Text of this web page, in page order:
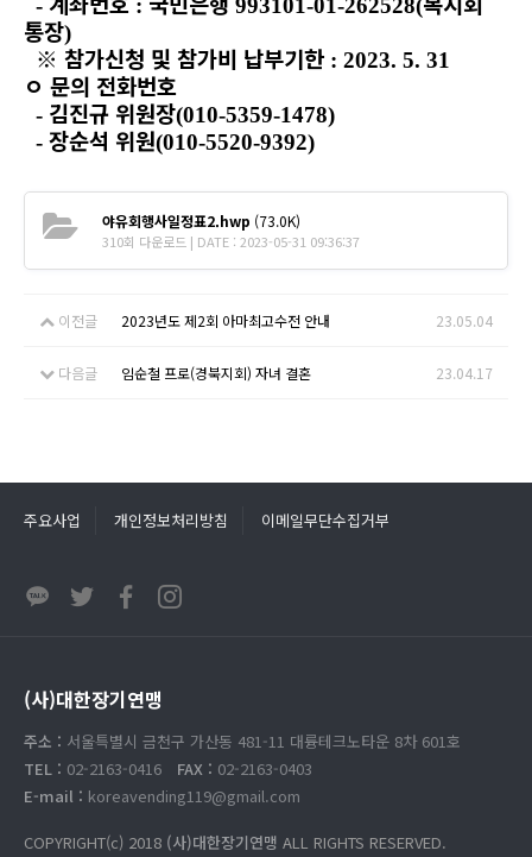
- : 993101-01-262528(
통장)
※ 참가신청 및 참가비 납부기한 : 2023. 5. 31
ㅇ 문의 전화번호
- 김진규 위원장(010-5359-1478)
- 장순석 위원(010-5520-9392)
야유회행사일정표2.hwp (73.0K)
310회 다운로드 | DATE : 2023-05-31 09:36:37
이전글 2023년도 제2회 아마최고수전 안내 23.05.04
다음글 임순철 프로(경북지회) 자녀 결혼 23.04.17
주요사업 개인정보처리방침 이메일무단수집거부
(사)대한장기연맹
주소 : 서울특별시 금천구 가산동 481-11 대륭테크노타운 8차 601호
TEL : 02-2163-0416 FAX : 02-2163-0403
E-mail : koreavending119@gmail.com
COPYRIGHT(c) 2018 (사)대한장기연맹 ALL RIGHTS RESERVED.